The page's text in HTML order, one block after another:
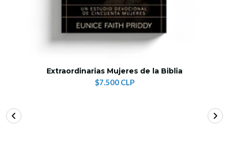
Extraordinarias Mujeres de la Biblia
$7.500 CLP